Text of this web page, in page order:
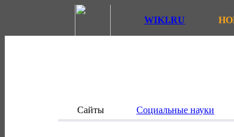
WIKI.RU
Сайты Социальные науки